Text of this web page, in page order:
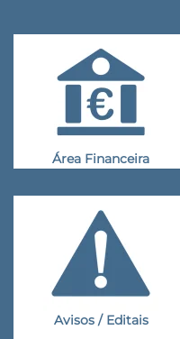
Área Financeira
Avisos / Editais